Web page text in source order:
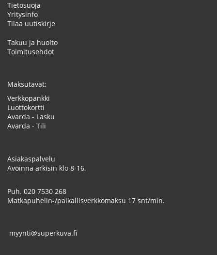
Tietosuoja
Yritysinfo
Tilaa uutiskirje
Takuu ja huolto
Toimitusehdot
Maksutavat:
Verkkopankki
Luottokortti
Avarda - Lasku
Avarda - Tili
Asiakaspalvelu
Avoinna arkisin klo 8-16.
Puh. 020 7530 268
Matkapuhelin-/paikallisverkkomaksu 17 snt/min.
myynti@superkuva.fi